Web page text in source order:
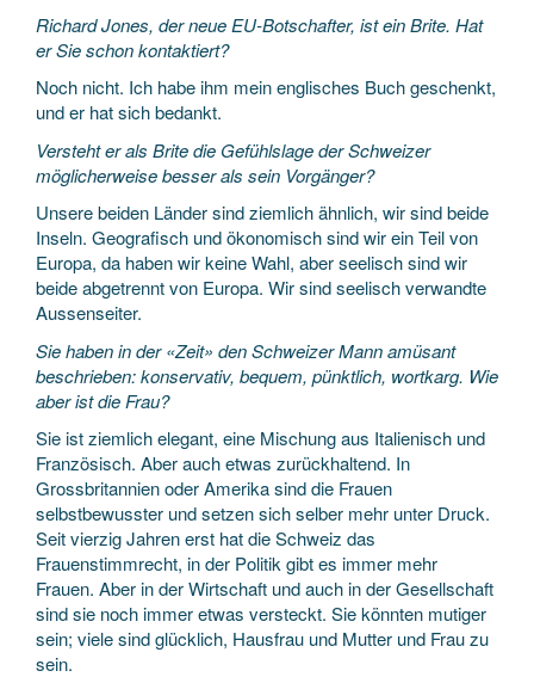
Richard Jones, der neue EU-Botschafter, ist ein Brite. Hat
er Sie schon kontaktiert?
Noch nicht. Ich habe ihm mein englisches Buch geschenkt,
und er hat sich bedankt.
Versteht er als Brite die Gefühlslage der Schweizer
möglicherweise besser als sein Vorgänger?
Unsere beiden Länder sind ziemlich ähnlich, wir sind beide
Inseln. Geografisch und ökonomisch sind wir ein Teil von
Europa, da haben wir keine Wahl, aber seelisch sind wir
beide abgetrennt von Europa. Wir sind seelisch verwandte
Aussenseiter.
Sie haben in der «Zeit» den Schweizer Mann amüsant
beschrieben: konservativ, bequem, pünktlich, wortkarg. Wie
aber ist die Frau?
Sie ist ziemlich elegant, eine Mischung aus Italienisch und
Französisch. Aber auch etwas zurückhaltend. In
Grossbritannien oder Amerika sind die Frauen
selbstbewusster und setzen sich selber mehr unter Druck.
Seit vierzig Jahren erst hat die Schweiz das
Frauenstimmrecht, in der Politik gibt es immer mehr
Frauen. Aber in der Wirtschaft und auch in der Gesellschaft
sind sie noch immer etwas versteckt. Sie könnten mutiger
sein; viele sind glücklich, Hausfrau und Mutter und Frau zu
sein.